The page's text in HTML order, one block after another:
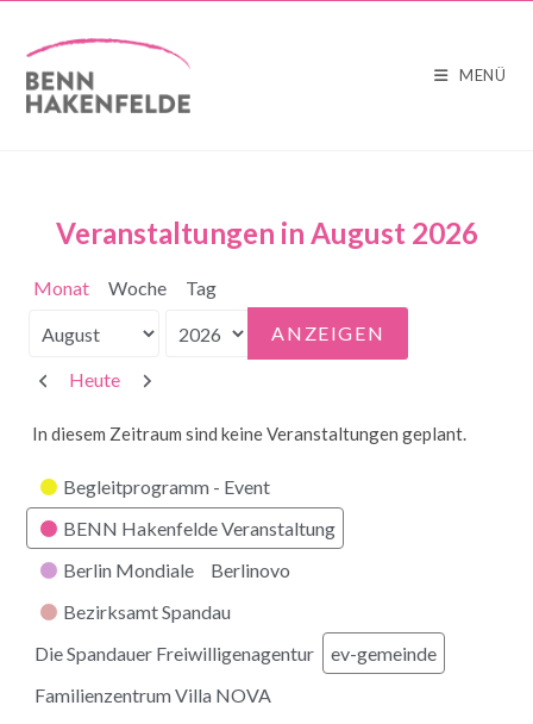
MENÜ
Veranstaltungen in August 2026
Monat Woche Tag
Monat
Jahr
Zurück
Heute Weiter
In diesem Zeitraum sind keine Veranstaltungen geplant.
Kategorien
Begleitprogramm - Event
BENN Hakenfelde Veranstaltung
Berlin Mondiale
Berlinovo
Bezirksamt Spandau
Die Spandauer Freiwilligenagentur
ev-gemeinde
Familienzentrum Villa NOVA